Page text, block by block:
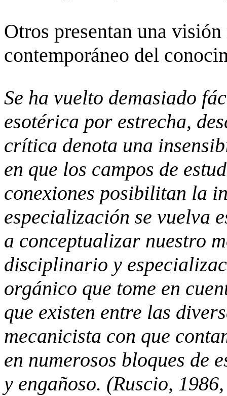
Otros presentan una
contemporáneo del
Se ha vuelto demasiado
esotérica por estrecha,
crítica denota una
en que los campos de
conexiones posibilitan la
especialización se vuelva
a conceptualizar nuestro
disciplinario y
orgánico que tome en
que existen entre las
mecanicista con que
en numerosos bloques de
y engañoso. (Ruscio,